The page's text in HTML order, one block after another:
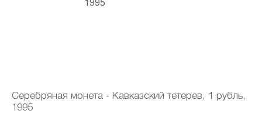
Серебряная монета - Кавказский тетерев, 1 рубль,
1995